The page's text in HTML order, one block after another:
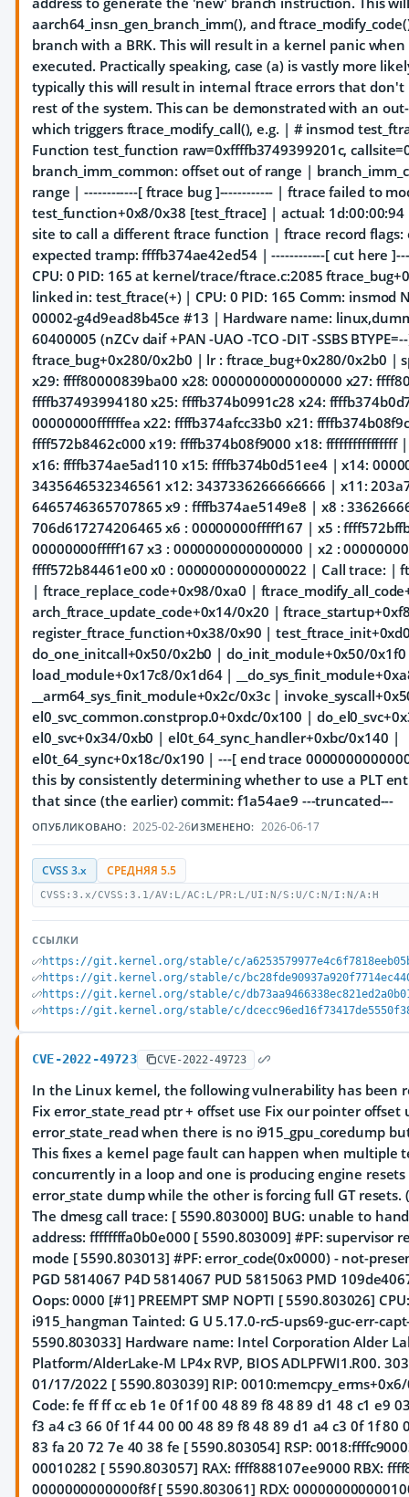
aarch64_insn_gen_branch_imm(), and
branch with a BRK. This will result in a kernel panic when
executed. Practically speaking, case (a) is vastly more
typically this will result in internal ftrace errors that don't
rest of the system. This can be demonstrated with an
which triggers ftrace_modify_call(), e.g. | # insmod
Function test_function raw=0xffffb3749399201c,
branch_imm_common: offset out of range |
range | ------------[ ftrace bug ]------------ | ftrace failed to
test_function+0x8/0x38 [test_ftrace] | actual:
site to call a different ftrace function | ftrace record flags:
expected tramp: ffffb374ae42ed54 | ------------[ cut here
CPU: 0 PID: 165 at kernel/trace/ftrace.c:2085
linked in: test_ftrace(+) | CPU: 0 PID: 165 Comm: insmod
00002-g4d9ead8b45ce #13 | Hardware name:
60400005 (nZCv daif +PAN -UAO -TCO -DIT -SSBS
ftrace_bug+0x280/0x2b0 | lr : ftrace_bug+0x280/0x2b0 |
x29: ffff80000839ba00 x28: 0000000000000000 x27:
ffffb37493994180 x25: ffffb374b0991c28 x24:
00000000ffffffea x22: ffffb374afcc33b0 x21:
ffff572b8462c000 x19: ffffb374b08f9000 x18: ffffffffffffffff |
x16: ffffb374ae5ad110 x15: ffffb374b0d51ee4 | x14:
3435646532346561 x12: 3437336266666666 | x11:
6465746365707865 x9 : ffffb374ae5149e8 | x8 :
706d617274206465 x6 : 00000000fffff167 | x5 :
00000000fffff167 x3 : 0000000000000000 | x2 :
ffff572b84461e00 x0 : 0000000000000022 | Call trace: |
| ftrace_replace_code+0x98/0xa0 |
arch_ftrace_update_code+0x14/0x20 |
register_ftrace_function+0x38/0x90 |
do_one_initcall+0x50/0x2b0 | do_init_module+0x50/
load_module+0x17c8/0x1d64 |
__arm64_sys_finit_module+0x2c/0x3c |
el0_svc_common.constprop.0+0xdc/0x100 |
el0_svc+0x34/0xb0 | el0t_64_sync_handler+0xbc/0x140 |
el0t_64_sync+0x18c/0x190 | ---[ end trace
this by consistently determining whether to use a PLT
that since (the earlier) commit: f1a54ae9 ---truncated---
ОПУБЛИКОВАНО: 2025-02-26ИЗМЕНЕНО: 2026-06-17
CVSS 3.x СРЕДНЯЯ 5.5
CVSS:3.x/CVSS:3.1/AV:L/AC:L/PR:L/UI:N/S:U/C:N/I:N/A:H
ССЫЛКИ
https://git.kernel.org/stable/c/
https://git.kernel.org/stable/c/
https://git.kernel.org/stable/c/
https://git.kernel.org/stable/c/
CVE-2022-49723 CVE-2022-49723
In the Linux kernel, the following vulnerability has been
Fix error_state_read ptr + offset use Fix our pointer offset
error_state_read when there is no i915_gpu_coredump
This fixes a kernel page fault can happen when multiple
concurrently in a loop and one is producing engine
error_state dump while the other is forcing full GT
The dmesg call trace: [ 5590.803000] BUG: unable to
address: ffffffffa0b0e000 [ 5590.803009] #PF: supervisor
mode [ 5590.803013] #PF: error_code(0x0000) - not-
PGD 5814067 P4D 5814067 PUD 5815063 PMD
Oops: 0000 [#1] PREEMPT SMP NOPTI [ 5590.803026]
i915_hangman Tainted: G U 5.17.0-rc5-ups69-guc-err-
5590.803033] Hardware name: Intel Corporation Alder
Platform/AlderLake-M LP4x RVP, BIOS ADLPFWI1.R00.
01/17/2022 [ 5590.803039] RIP:
Code: fe ff ff cc eb 1e 0f 1f 00 48 89 f8 48 89 d1 48 c1 e9
f3 a4 c3 66 0f 1f 44 00 00 48 89 f8 48 89 d1 a4 c3 0f 1f 80
83 fa 20 72 7e 40 38 fe [ 5590.803054] RSP:
00010282 [ 5590.803057] RAX: ffff888107ee9000 RBX:
0000000000000f8f [ 5590.803061] RDX: